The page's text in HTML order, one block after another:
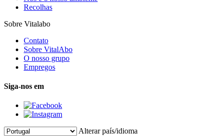
Recolhas
Sobre Vitalabo
Contato
Sobre VitalAbo
O nosso grupo
Empregos
Siga-nos em
Alterar país/idioma